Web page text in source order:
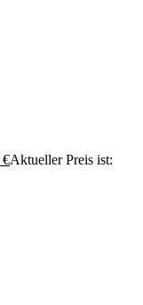
€Aktueller Preis ist: